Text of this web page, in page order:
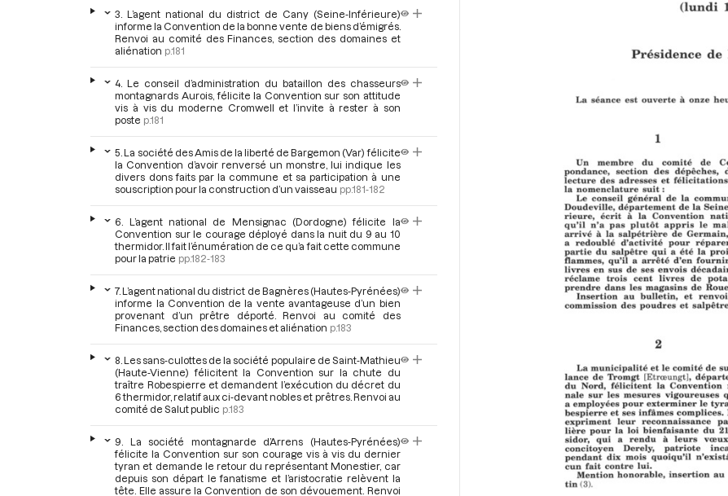
3. L’agent national du district de Cany (Seine-Inférieure)
informe la Convention de la bonne vente de biens d’émigrés.
Renvoi au comité des Finances, section des domaines et
aliénation p.181
4. Le conseil d’administration du bataillon des chasseurs
montagnards Aurois, félicite la Convention sur son attitude
vis à vis du moderne Cromwell et l’invite à rester à son
poste p.181
5. La société des Amis de la liberté de Bargemon (Var) félicite
la Convention d’avoir renversé un monstre, lui indique les
divers dons faits par la commune et sa participation à une
souscription pour la construction d’un vaisseau pp.181-182
6. L’agent national de Mensignac (Dordogne) félicite la
Convention sur le courage déployé dans la nuit du 9 au 10
thermidor. Il fait l’énumération de ce qu’a fait cette commune
pour la patrie pp.182-183
7. L’agent national du district de Bagnères (Hautes-Pyrénées)
informe la Convention de la vente avantageuse d’un bien
provenant d’un prêtre déporté. Renvoi au comité des
Finances, section des domaines et aliénation p.183
8. Les sans-culottes de la société populaire de Saint-Mathieu
(Haute-Vienne) félicitent la Convention sur la chute du
traître Robespierre et demandent l’exécution du décret du
6 thermidor, relatif aux ci-devant nobles et prêtres. Renvoi au
comité de Salut public p.183
9. La société montagnarde d’Arrens (Hautes-Pyrénées)
félicite la Convention sur son courage vis à vis du dernier
tyran et demande le retour du représentant Monestier, car
depuis son départ le fanatisme et l’aristocratie relèvent la
tête. Elle assure la Convention de son dévouement. Renvoi